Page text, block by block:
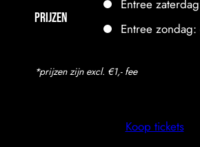
Prijzen
Entree
Entree
*prijzen zijn excl. €1,- fee
Koop tickets